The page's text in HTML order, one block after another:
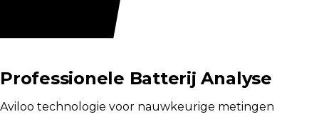
Professionele Batterij Analyse
Aviloo technologie voor nauwkeurige metingen